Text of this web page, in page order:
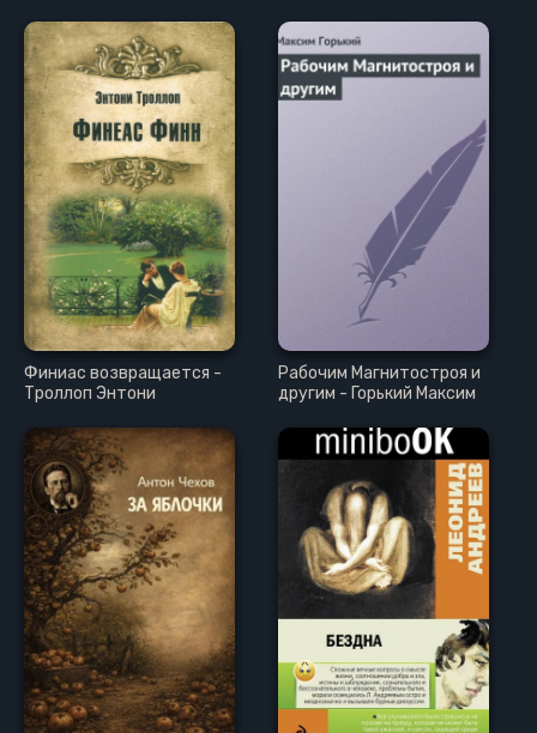
Финиас возвращается -
Троллоп Энтони
Рабочим Магнитостроя и
другим - Горький Максим